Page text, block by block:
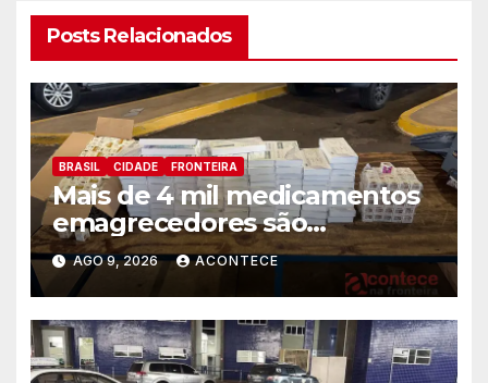
Posts Relacionados
BRASIL CIDADE FRONTEIRA
Mais de 4 mil medicamentos
emagrecedores são
apreendidos pela Receita
Federal
AGO 9, 2026 ACONTECE